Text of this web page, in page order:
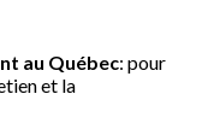
au Québec: pour
et la